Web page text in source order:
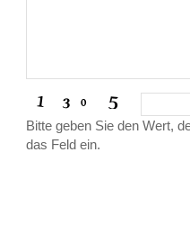
Bitte geben Sie den Wert,
das Feld ein.